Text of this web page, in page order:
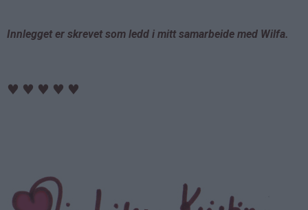
Innlegget er skrevet som ledd i mitt samarbeide med Wilfa.
♥ ♥ ♥ ♥ ♥